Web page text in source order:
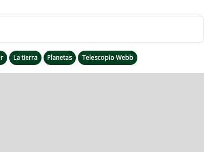
La tierra Planetas Telescopio Webb